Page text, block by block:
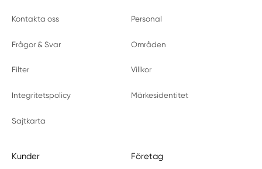
Kontakta oss Personal
Frågor & Svar Områden
Filter Villkor
Integritetspolicy Märkesidentitet
Sajtkarta
Kunder Företag